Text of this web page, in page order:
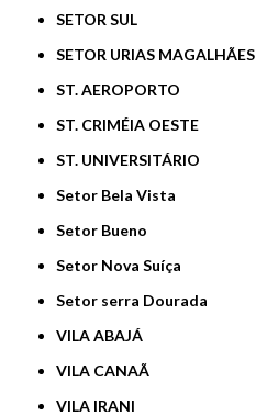
SETOR SUL
SETOR URIAS MAGALHÃES
ST. AEROPORTO
ST. CRIMÉIA OESTE
ST. UNIVERSITÁRIO
Setor Bela Vista
Setor Bueno
Setor Nova Suíça
Setor serra Dourada
VILA ABAJÁ
VILA CANAÃ
VILA IRANI